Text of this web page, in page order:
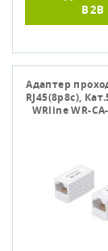
B2B
Адаптер
RJ45(8p8c),
WRline WR-